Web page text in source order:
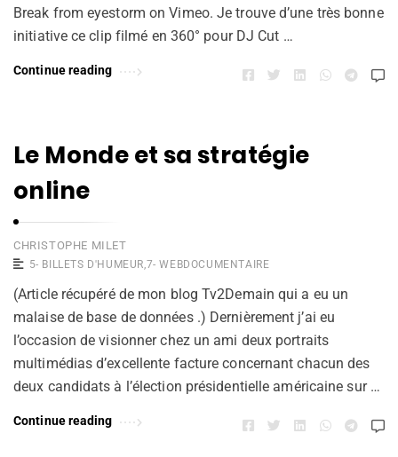
Break from eyestorm on Vimeo. Je trouve d’une très bonne
initiative ce clip filmé en 360° pour DJ Cut …
Continue reading
Le Monde et sa stratégie
online
CHRISTOPHE MILET
5- BILLETS D'HUMEUR,7- WEBDOCUMENTAIRE
(Article récupéré de mon blog Tv2Demain qui a eu un
malaise de base de données .) Dernièrement j’ai eu
l’occasion de visionner chez un ami deux portraits
multimédias d’excellente facture concernant chacun des
deux candidats à l’élection présidentielle américaine sur …
Continue reading